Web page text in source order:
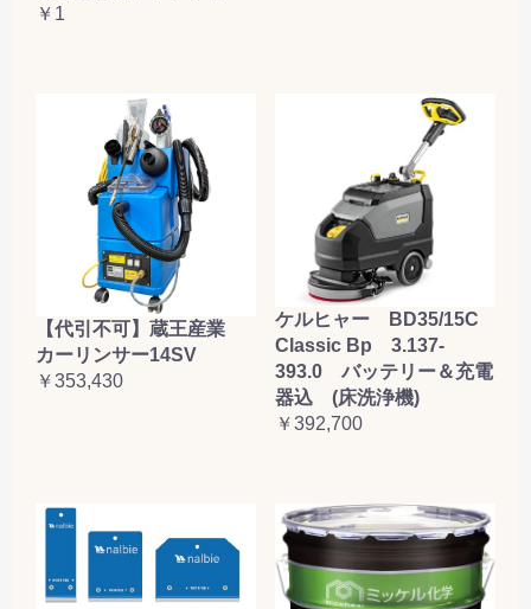
￥1
【代引不可】蔵王産業
カーリンサー14SV
￥353,430
ケルヒャー BD35/15C
Classic Bp 3.137-
393.0 バッテリー＆充電
器込 (床洗浄機)
￥392,700